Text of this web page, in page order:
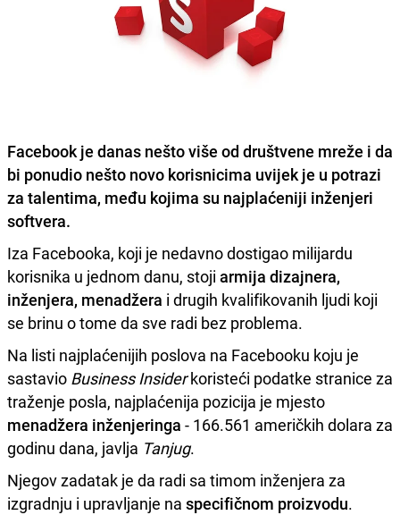
Facebook je danas nešto više od društvene mreže i da
bi ponudio nešto novo korisnicima uvijek je u potrazi
za talentima, među kojima su najplaćeniji inženjeri
softvera.
Iza Facebooka, koji je nedavno dostigao milijardu
korisnika u jednom danu, stoji armija dizajnera,
inženjera, menadžera i drugih kvalifikovanih ljudi koji
se brinu o tome da sve radi bez problema.
Na listi najplaćenijih poslova na Facebooku koju je
sastavio Business Insiderkoristeći podatke stranice za
traženje posla, najplaćenija pozicija je mjesto
menadžera inženjeringa - 166.561 američkih dolara za
godinu dana, javlja Tanjug.
Njegov zadatak je da radi sa timom inženjera za
izgradnju i upravljanje na specifičnom proizvodu.